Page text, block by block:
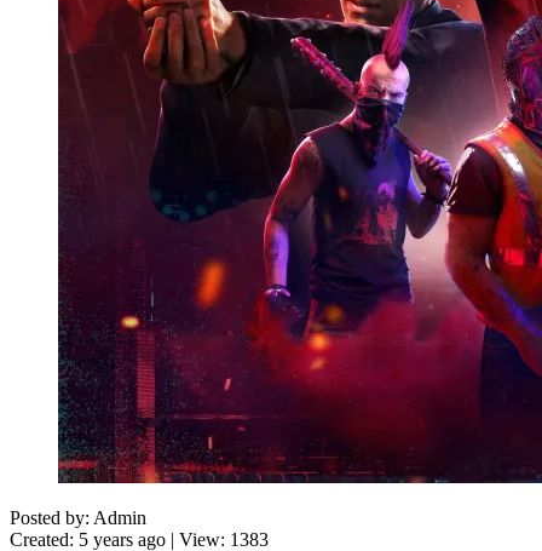
Posted by: Admin
Created: 5 years ago | View: 1383